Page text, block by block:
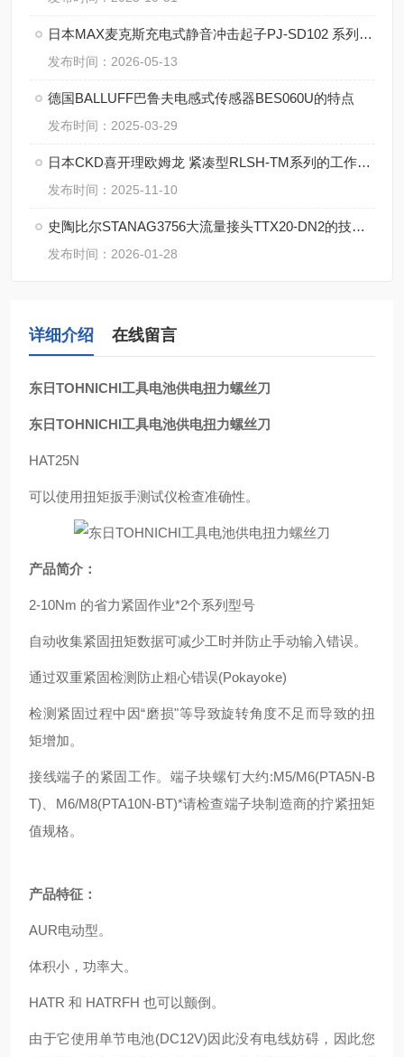
日本MAX麦克斯充电式静音冲击起子PJ-SD102 系列的特点
发布时间：2026-05-13
德国BALLUFF巴鲁夫电感式传感器BES060U的特点
发布时间：2025-03-29
日本CKD喜开理欧姆龙 紧凑型RLSH-TM系列的工作原理
发布时间：2025-11-10
史陶比尔STANAG3756大流量接头TTX20-DN2的技术特点
发布时间：2026-01-28
详细介绍 在线留言
东日TOHNICHI工具电池供电扭力螺丝刀
东日TOHNICHI工具电池供电扭力螺丝刀
HAT25N
可以使用扭矩扳手测试仪检查准确性。
产品简介：
2-10Nm 的省力紧固作业*2个系列型号
自动收集紧固扭矩数据可减少工时并防止手动输入错误。
通过双重紧固检测防止粗心错误(Pokayoke)
检测紧固过程中因“磨损"等导致旋转角度不足而导致的扭
矩增加。
接线端子的紧固工作。端子块螺钉大约:M5/M6(PTA5N-B
T)、M6/M8(PTA10N-BT)*请检查端子块制造商的拧紧扭矩
值规格。
产品特征：
AUR电动型。
体积小，功率大。
HATR 和 HATRFH 也可以颤倒。
由于它使用单节电池(DC12V)因此没有电线妨碍，因此您